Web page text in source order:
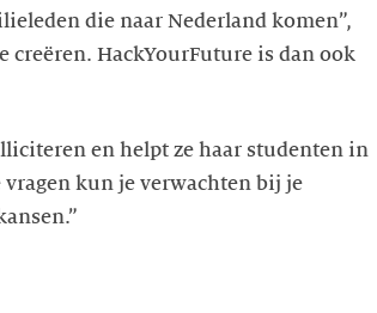
die naar Nederland komen”,
HackYourFuture is dan ook
en helpt ze haar studenten in
vragen kun je verwachten bij je